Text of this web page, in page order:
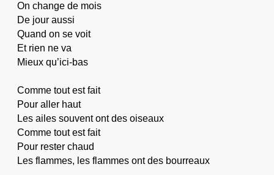
On change de mois
De jour aussi
Quand on se voit
Et rien ne va
Mieux qu’ici-bas
Comme tout est fait
Pour aller haut
Les ailes souvent ont des oiseaux
Comme tout est fait
Pour rester chaud
Les flammes, les flammes ont des bourreaux